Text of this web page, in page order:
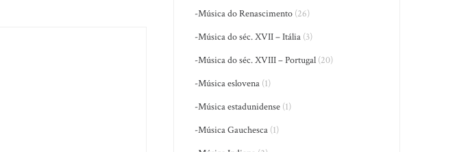
-Música do Renascimento (26)
-Música do séc. XVII – Itália (3)
-Música do séc. XVIII – Portugal (20)
-Música eslovena (1)
-Música estadunidense (1)
-Música Gauchesca (1)